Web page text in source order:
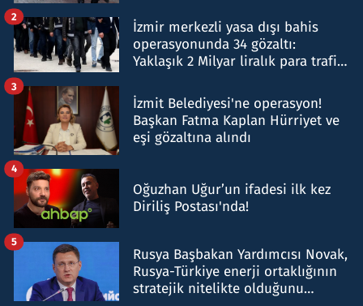
İzmir merkezli yasa dışı bahis
operasyonunda 34 gözaltı:
Yaklaşık 2 Milyar liralık para trafiği
2
İzmit Belediyesi'ne operasyon!
Başkan Fatma Kaplan Hürriyet ve
eşi gözaltına alındı
3
Oğuzhan Uğur’un ifadesi ilk kez
Diriliş Postası'nda!
4
Rusya Başbakan Yardımcısı Novak,
Rusya-Türkiye enerji ortaklığının
stratejik nitelikte olduğunu
5